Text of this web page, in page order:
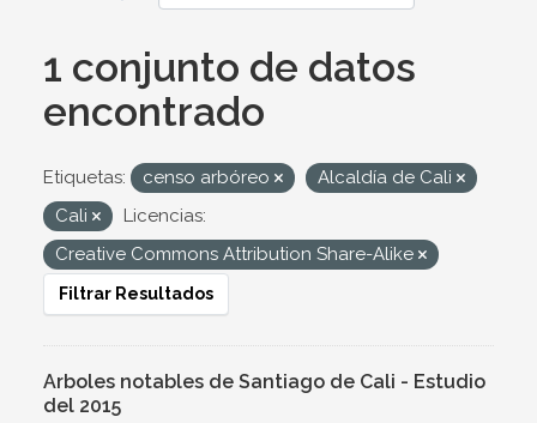
1 conjunto de datos
encontrado
Etiquetas: censo arbóreo
Alcaldía de Cali
Cali
Licencias:
Creative Commons Attribution Share-Alike
Filtrar Resultados
Arboles notables de Santiago de Cali - Estudio
del 2015